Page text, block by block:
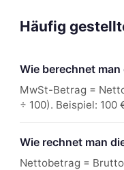
Häufig
Wie berechnet
MwSt-Betrag =
÷ 100). Beispiel: 100
Wie rechnet man
Nettobetrag =